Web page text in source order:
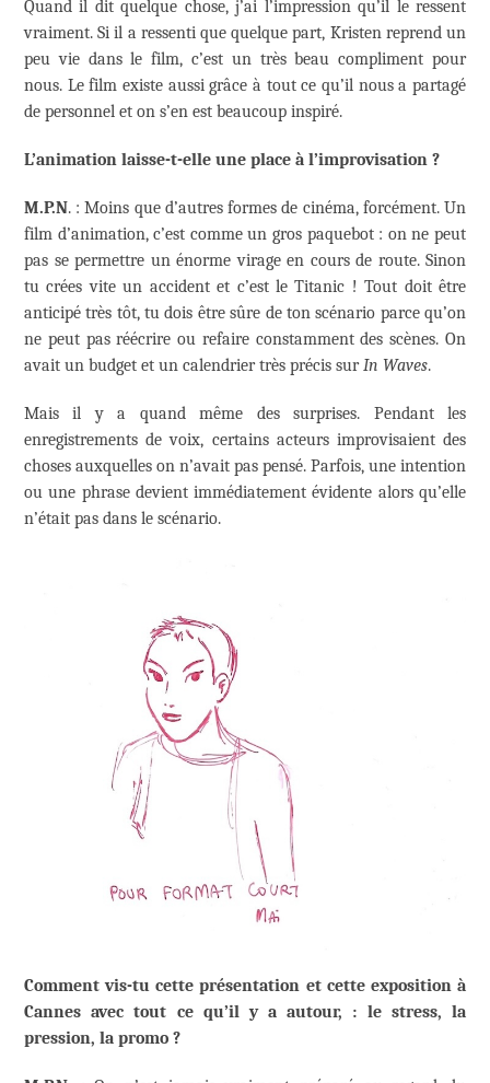
Quand il dit quelque chose, j’ai l’impression qu’il le ressent
vraiment. Si il a ressenti que quelque part, Kristen reprend un
peu vie dans le film, c’est un très beau compliment pour
nous. Le film existe aussi grâce à tout ce qu’il nous a partagé
de personnel et on s’en est beaucoup inspiré.
L’animation laisse-t-elle une place à l’improvisation ?
M.P.N. : Moins que d’autres formes de cinéma, forcément. Un
film d’animation, c’est comme un gros paquebot : on ne peut
pas se permettre un énorme virage en cours de route. Sinon
tu crées vite un accident et c’est le Titanic ! Tout doit être
anticipé très tôt, tu dois être sûre de ton scénario parce qu’on
ne peut pas réécrire ou refaire constamment des scènes. On
avait un budget et un calendrier très précis surIn Waves.
Mais il y a quand même des surprises. Pendant les
enregistrements de voix, certains acteurs improvisaient des
choses auxquelles on n’avait pas pensé. Parfois, une intention
ou une phrase devient immédiatement évidente alors qu’elle
n’était pas dans le scénario.
Comment vis-tu cette présentation et cette exposition à
Cannes avec tout ce qu’il y a autour, : le stress, la
pression, la promo ?